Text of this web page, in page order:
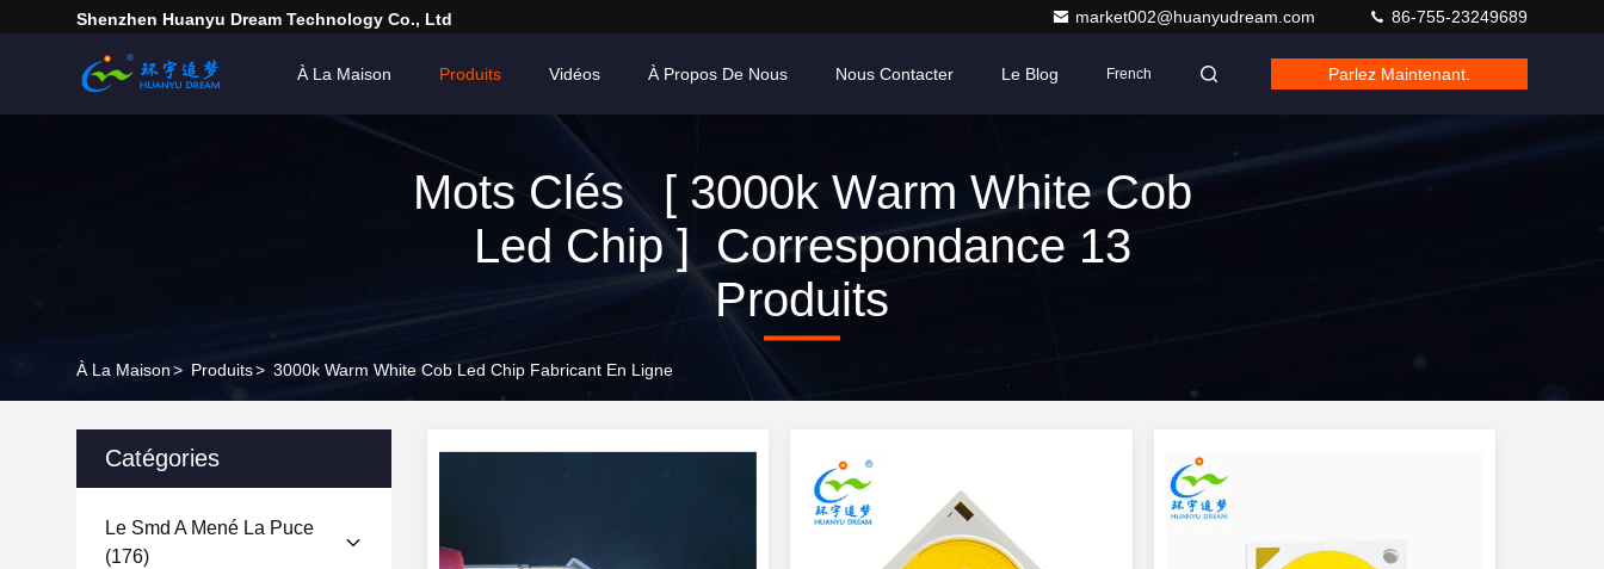
Shenzhen Huanyu Dream Technology Co., Ltd market002@huanyudream.com 86-755-23249689
À La Maison Produits Vidéos À Propos De Nous Nous Contacter Le Blog French Parlez Maintenant.
Mots Clés [ 3000k Warm White Cob
Led Chip ] Correspondance 13
Produits
À La Maison> Produits> 3000k Warm White Cob Led Chip Fabricant En Ligne
Catégories
Le Smd A Mené La Puce
(176)